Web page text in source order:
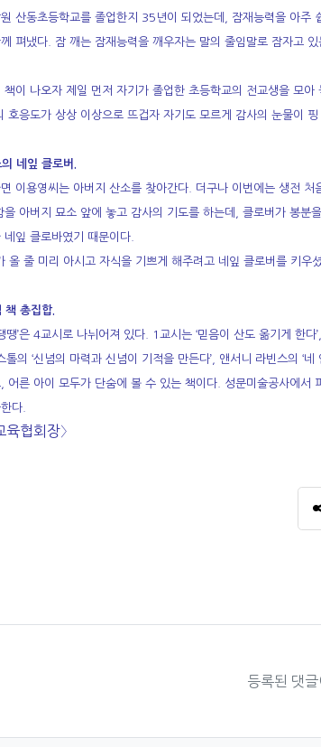
산동초등학교를 졸업한지 35년이 되었는데, 잠재능력을 아주
펴냈다. 잠 깨는 잠재능력을 깨우자는 말의 줄임말로 잠자고
책이 나오자 제일 먼저 자기가 졸업한 초등학교의 전교생을 모아
호응도가 상상 이상으로 뜨겁자 자기도 모르게 감사의 눈물이
네잎 클로버.
이용영씨는 아버지 산소를 찾아간다. 더구나 이번에는 생전
을 아버지 묘소 앞에 놓고 감사의 기도를 하는데, 클로버가 봉분
네잎 클로바였기 때문이다.
올 줄 미리 아시고 자식을 기쁘게 해주려고 네잎 클로버를 키우
책 총집합.
땡’은 4교시로 나뉘어져 있다. 1교시는 ‘믿음이 산도 옮기게 한
톨의 ‘신념의 마력과 신념이 기적을 만든다’, 앤서니 라빈스의 ‘
어른 아이 모두가 단숨에 볼 수 있는 책이다. 성문미술공사에
다.
육협회장〉
등록된 댓